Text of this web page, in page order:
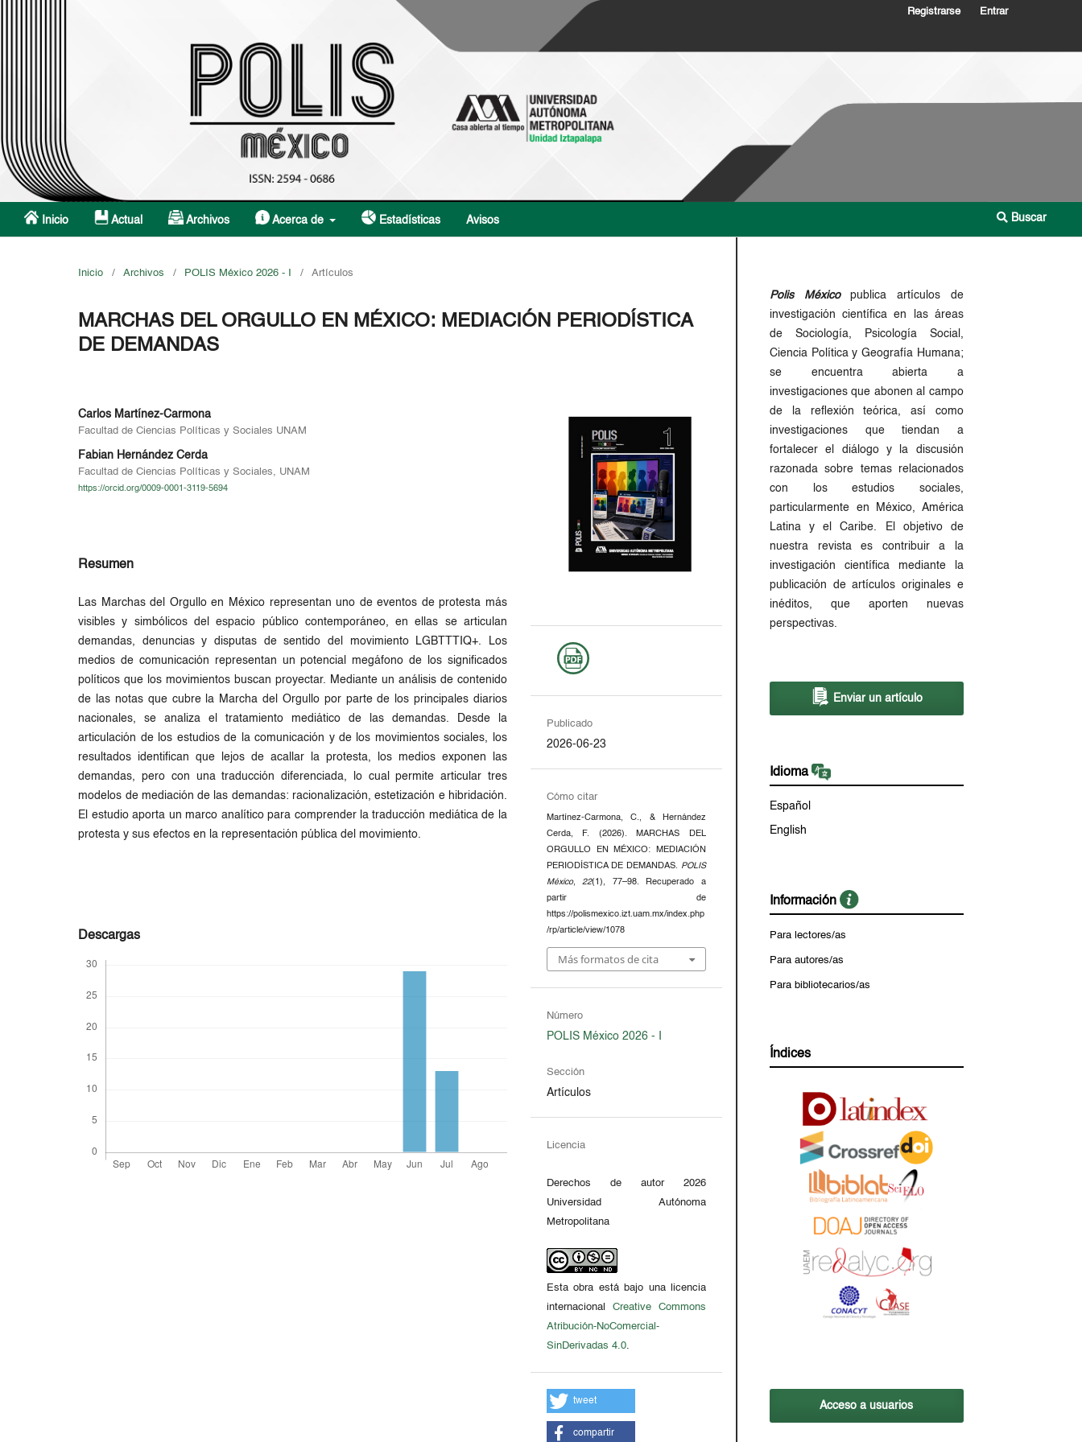
Inicio Actual Archivos Acerca de Estadísticas Avisos Buscar
Registrarse Entrar
Inicio / Archivos / POLIS México 2026 - I / Artículos
MARCHAS DEL ORGULLO EN MÉXICO: MEDIACIÓN PERIODÍSTICA
DE DEMANDAS
Carlos Martínez-Carmona
Facultad de Ciencias Políticas y Sociales UNAM
Fabian Hernández Cerda
Facultad de Ciencias Políticas y Sociales, UNAM
https://orcid.org/0009-0001-3119-5694
Resumen
Las Marchas del Orgullo en México representan uno de eventos de protesta más
visibles y simbólicos del espacio público contemporáneo, en ellas se articulan
demandas, denuncias y disputas de sentido del movimiento LGBTTTIQ+. Los
medios de comunicación representan un potencial megáfono de los significados
políticos que los movimientos buscan proyectar. Mediante un análisis de contenido
de las notas que cubre la Marcha del Orgullo por parte de los principales diarios
nacionales, se analiza el tratamiento mediático de las demandas. Desde la
articulación de los estudios de la comunicación y de los movimientos sociales, los
resultados identifican que lejos de acallar la protesta, los medios exponen las
demandas, pero con una traducción diferenciada, lo cual permite articular tres
modelos de mediación de las demandas: racionalización, estetización e hibridación.
El estudio aporta un marco analítico para comprender la traducción mediática de la
protesta y sus efectos en la representación pública del movimiento.
Descargas
Publicado
2026-06-23
Cómo citar
Martínez-Carmona, C., & Hernández
Cerda, F. (2026). MARCHAS DEL
ORGULLO EN MÉXICO: MEDIACIÓN
PERIODÍSTICA DE DEMANDAS. POLIS
México,22(1), 77–98. Recuperado a
partir de
https://polismexico.izt.uam.mx/index.php
/rp/article/view/1078
Más formatos de cita
Número
POLIS México 2026 - I
Sección
Artículos
Licencia
Derechos de autor 2026
Universidad Autónoma
Metropolitana
Esta obra está bajo una licencia
internacional Creative Commons
Atribución-NoComercial-
SinDerivadas 4.0.
tweet
compartir
Polis Méxicopublica artículos de
investigación científica en las áreas
de Sociología, Psicología Social,
Ciencia Política y Geografía Humana;
se encuentra abierta a
investigaciones que abonen al campo
de la reflexión teórica, así como
investigaciones que tiendan a
fortalecer el diálogo y la discusión
razonada sobre temas relacionados
con los estudios sociales,
particularmente en México, América
Latina y el Caribe. El objetivo de
nuestra revista es contribuir a la
investigación científica mediante la
publicación de artículos originales e
inéditos, que aporten nuevas
perspectivas.
Enviar un artículo
Idioma
Español
English
Información
Para lectores/as
Para autores/as
Para bibliotecarios/as
Índices
Acceso a usuarios